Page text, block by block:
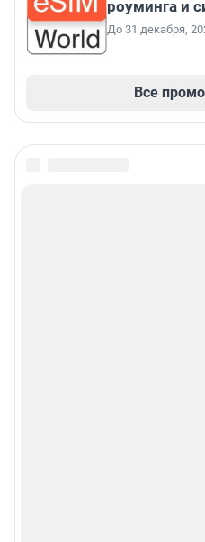
роуминга и
До 31 декабря,
Все